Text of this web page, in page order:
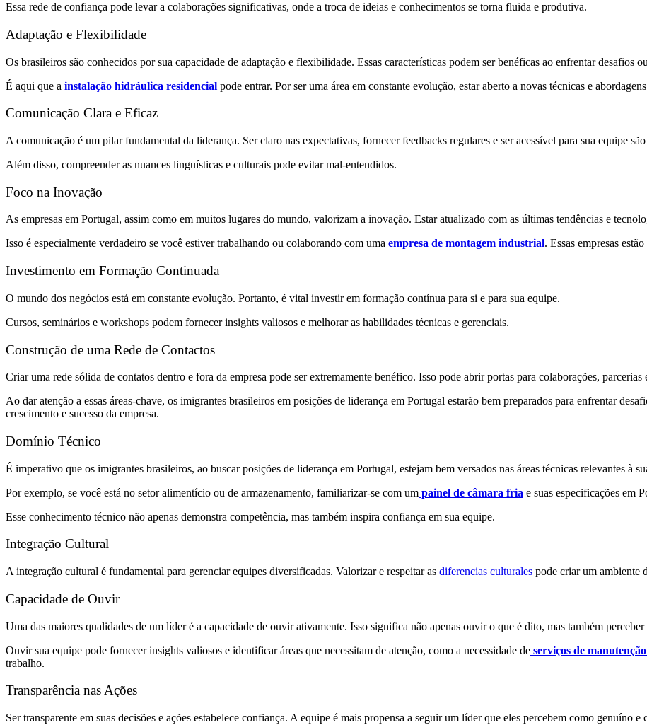
Essa rede de confiança pode levar a colaborações significativas, onde a troca de ideias e conhecimentos se torna fluida e produtiva.
Adaptação e Flexibilidade
Os brasileiros são conhecidos por sua capacidade de adaptação e flexibilidade. Essas características podem ser benéficas ao enfrentar desafios
É aqui que a instalação hidráulica residencial pode entrar. Por ser uma área em constante evolução, estar aberto a novas técnicas e
Comunicação Clara e Eficaz
A comunicação é um pilar fundamental da liderança. Ser claro nas expectativas, fornecer feedbacks regulares e ser acessível para sua equipe
Além disso, compreender as nuances linguísticas e culturais pode evitar mal-entendidos.
Foco na Inovação
As empresas em Portugal, assim como em muitos lugares do mundo, valorizam a inovação. Estar atualizado com as últimas tendências e
Isso é especialmente verdadeiro se você estiver trabalhando ou colaborando com uma empresa de montagem industrial. Essas empresas
Investimento em Formação Continuada
O mundo dos negócios está em constante evolução. Portanto, é vital investir em formação contínua para si e para sua equipe.
Cursos, seminários e workshops podem fornecer insights valiosos e melhorar as habilidades técnicas e gerenciais.
Construção de uma Rede de Contactos
Criar uma rede sólida de contatos dentro e fora da empresa pode ser extremamente benéfico. Isso pode abrir portas para colaborações,
Ao dar atenção a essas áreas-chave, os imigrantes brasileiros em posições de liderança em Portugal estarão bem preparados para enfrentar
crescimento e sucesso da empresa.
Domínio Técnico
É imperativo que os imigrantes brasileiros, ao buscar posições de liderança em Portugal, estejam bem versados nas áreas técnicas relevantes à
Por exemplo, se você está no setor alimentício ou de armazenamento, familiarizar-se com um painel de câmara fria e suas especificações em
Esse conhecimento técnico não apenas demonstra competência, mas também inspira confiança em sua equipe.
Integração Cultural
A integração cultural é fundamental para gerenciar equipes diversificadas. Valorizar e respeitar as diferencias culturales pode criar um ambiente
Capacidade de Ouvir
Uma das maiores qualidades de um líder é a capacidade de ouvir ativamente. Isso significa não apenas ouvir o que é dito, mas também
Ouvir sua equipe pode fornecer insights valiosos e identificar áreas que necessitam de atenção, como a necessidade de serviços de
trabalho.
Transparência nas Ações
Ser transparente em suas decisões e ações estabelece confiança. A equipe é mais propensa a seguir um líder que eles percebem como genuíno e